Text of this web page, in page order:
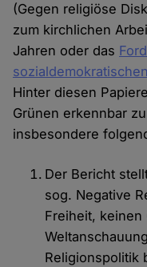
(Gegen religiöse
zum kirchlichen
Jahren oder das
Hinter diesen
Grünen erkennbar
insbesondere
Der Bericht
sog. Negative
Freiheit, keinen
Religionspolitik